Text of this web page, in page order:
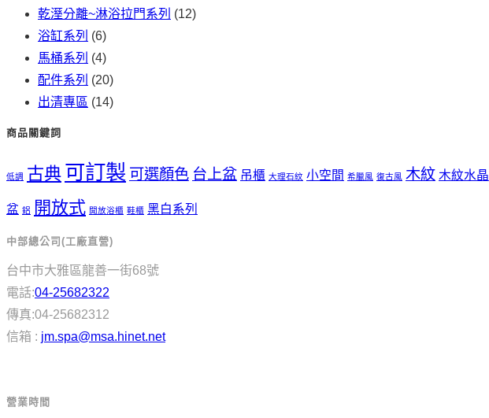
乾溼分離~淋浴拉門系列 (12)
浴缸系列 (6)
馬桶系列 (4)
配件系列 (20)
出清專區 (14)
商品關鍵詞
低調 古典 可訂製 可選顏色 台上盆 吊櫃 大理石紋 小空間 希臘風 復古風 木紋 木紋水晶
盆 鋁 開放式 開放浴櫃 鞋櫃 黑白系列
中部總公司(工廠直營)
台中市大雅區龍善一街68號
電話:04-25682322
傳真:04-25682312
信箱 : jm.spa@msa.hinet.net
營業時間